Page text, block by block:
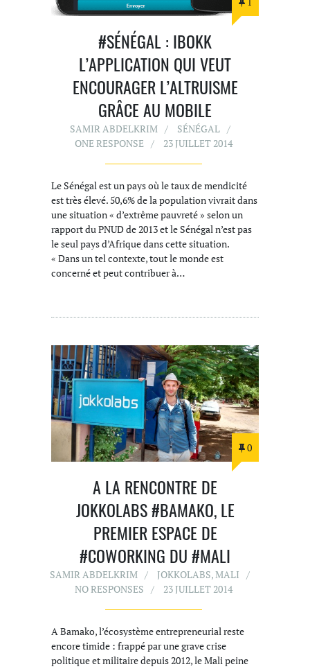
#SÉNÉGAL : IBOKK
L’APPLICATION QUI VEUT
ENCOURAGER L’ALTRUISME
GRÂCE AU MOBILE
SAMIR ABDELKRIM
SÉNÉGAL
ONE RESPONSE
23 JUILLET 2014
Le Sénégal est un pays où le taux de mendicité
est très élevé. 50,6% de la population vivrait dans
une situation « d’extrême pauvreté » selon un
rapport du PNUD de 2013 et le Sénégal n’est pas
le seul pays d’Afrique dans cette situation.
« Dans un tel contexte, tout le monde est
concerné et peut contribuer à…
0
A LA RENCONTRE DE
JOKKOLABS #BAMAKO, LE
PREMIER ESPACE DE
#COWORKING DU #MALI
SAMIR ABDELKRIM JOKKOLABS,MALI
NO RESPONSES
23 JUILLET 2014
A Bamako, l’écosystème entrepreneurial reste
encore timide : frappé par une grave crise
politique et militaire depuis 2012, le Mali peine